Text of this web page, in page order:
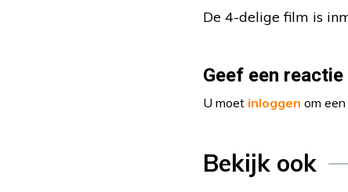
De 4-delige film is
Geef een reactie
U moet inloggen om
Bekijk ook